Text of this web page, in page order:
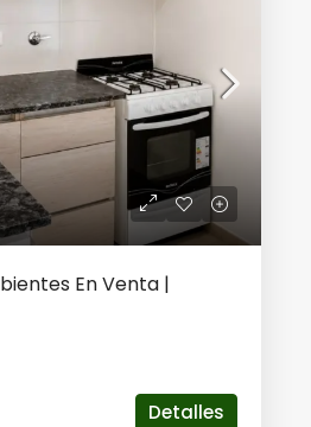
En Venta |
Detalles